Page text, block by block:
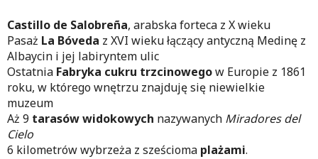
Castillo de Salobreña, arabska forteca z X wieku
Pasaż La Bóveda z XVI wieku łączący antyczną Medinę z
Albaycin i jej labiryntem ulic
Ostatnia Fabryka cukru trzcinowegow Europie z 1861
roku, w którego wnętrzu znajduję się niewielkie
muzeum
Aż 9 tarasów widokowych nazywanych Miradores del
Cielo
6 kilometrów wybrzeża z sześcioma plażami.